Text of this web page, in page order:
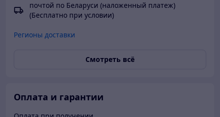
почтой по Беларуси (наложенный платеж)
(Бесплатно при условии)
Регионы доставки
Смотреть всё
Оплата и гарантии